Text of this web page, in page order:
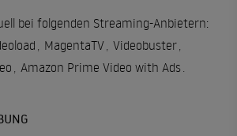
bei folgenden Streaming-Anbietern:
MagentaTV Videobuster
Amazon Prime Video with Ads